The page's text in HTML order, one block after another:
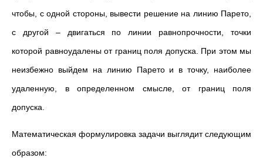
чтобы, с одной стороны, вывести решение на линию Парето,
с другой – двигаться по линии равнопрочности, точки
которой равноудалены от границ поля допуска. При этом мы
неизбежно выйдем на линию Парето и в точку, наиболее
удаленную, в определенном смысле, от границ поля
допуска.
Математическая формулировка задачи выглядит следующим
образом: